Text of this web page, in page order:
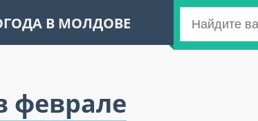
В МОЛДОВЕ
феврале